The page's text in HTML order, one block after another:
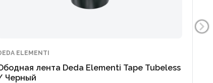
ELEMENTI
лента Deda Elementi Tape Tubeless
Черный